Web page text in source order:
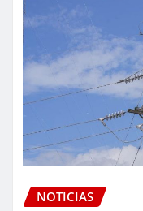
NOTICIAS